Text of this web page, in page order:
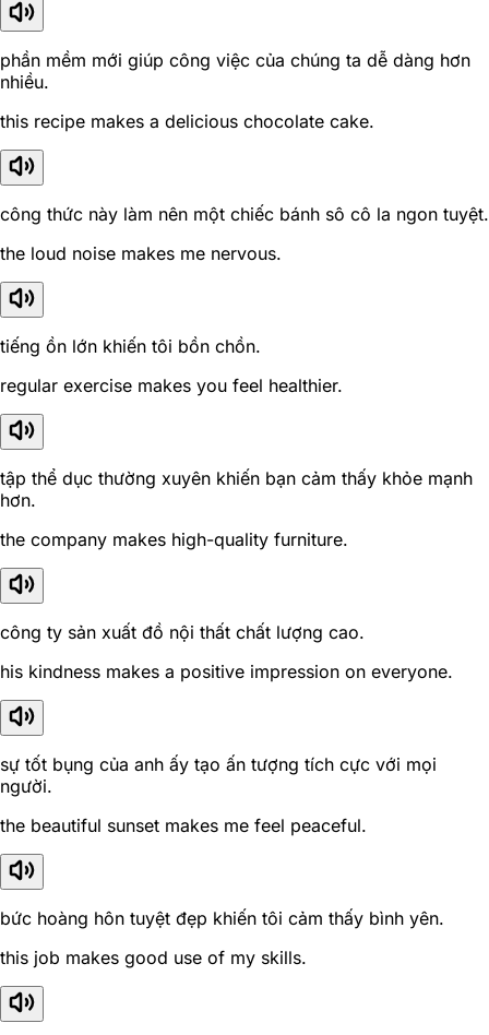
phần mềm mới giúp công việc của chúng ta dễ dàng hơn
nhiều.
this recipe makes a delicious chocolate cake.
công thức này làm nên một chiếc bánh sô cô la ngon tuyệt.
the loud noise makes me nervous.
tiếng ồn lớn khiến tôi bồn chồn.
regular exercise makes you feel healthier.
tập thể dục thường xuyên khiến bạn cảm thấy khỏe mạnh
hơn.
the company makes high-quality furniture.
công ty sản xuất đồ nội thất chất lượng cao.
his kindness makes a positive impression on everyone.
sự tốt bụng của anh ấy tạo ấn tượng tích cực với mọi
người.
the beautiful sunset makes me feel peaceful.
bức hoàng hôn tuyệt đẹp khiến tôi cảm thấy bình yên.
this job makes good use of my skills.